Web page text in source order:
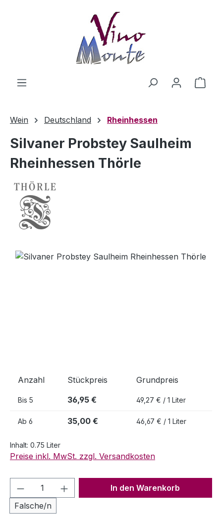
Wein Deutschland Rheinhessen
Silvaner Probstey Saulheim
Rheinhessen Thörle
Bildergalerie überspringen
Anzahl Stückpreis Grundpreis
Bis 5 36,95 € 49,27 € / 1 Liter
Ab 6 35,00 € 46,67 € / 1 Liter
Inhalt: 0.75 Liter
Preise inkl. MwSt. zzgl. Versandkosten
Produkt Anzahl: Gib den
Falsche/n
In den Warenkorb